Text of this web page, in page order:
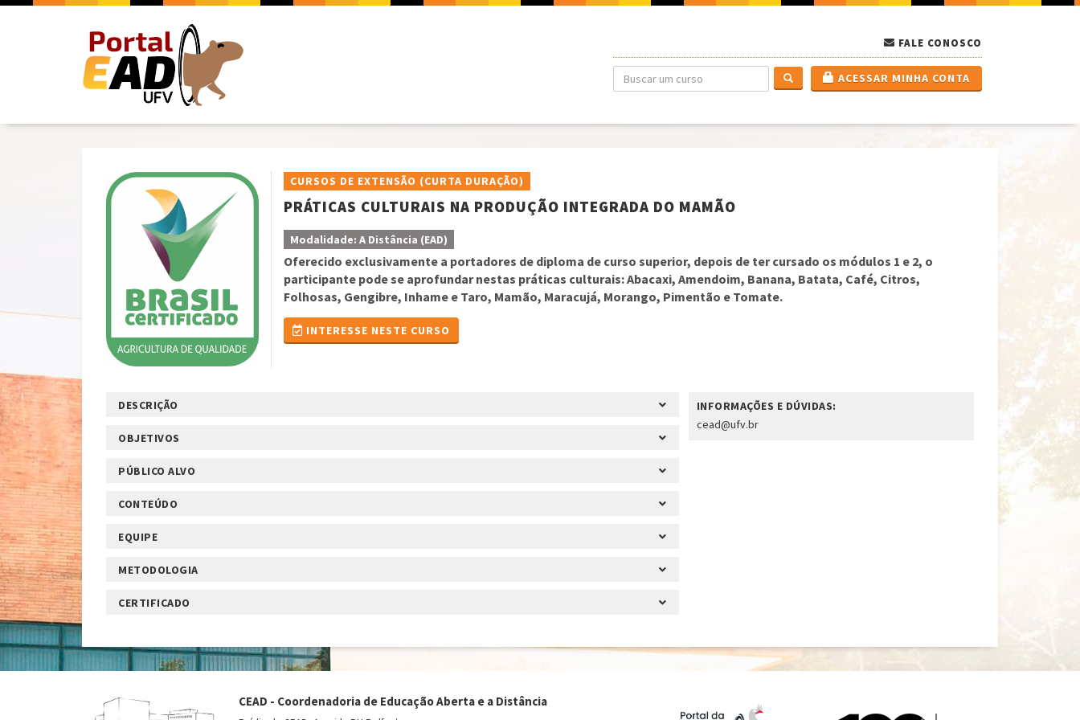
FALE CONOSCO
ACESSAR MINHA CONTA
CURSOS DE EXTENSÃO (CURTA DURAÇÃO)
PRÁTICAS CULTURAIS NA PRODUÇÃO INTEGRADA DO MAMÃO
Modalidade: A Distância (EAD)
Oferecido exclusivamente a portadores de diploma de curso superior, depois de ter cursado os módulos 1 e 2, o
participante pode se aprofundar nestas práticas culturais: Abacaxi, Amendoim, Banana, Batata, Café, Citros,
Folhosas, Gengibre, Inhame e Taro, Mamão, Maracujá, Morango, Pimentão e Tomate.
INTERESSE NESTE CURSO
DESCRIÇÃO
OBJETIVOS
PÚBLICO ALVO
CONTEÚDO
EQUIPE
METODOLOGIA
CERTIFICADO
INFORMAÇÕES E DÚVIDAS:
cead@ufv.br
CEAD - Coordenadoria de Educação Aberta e a Distância